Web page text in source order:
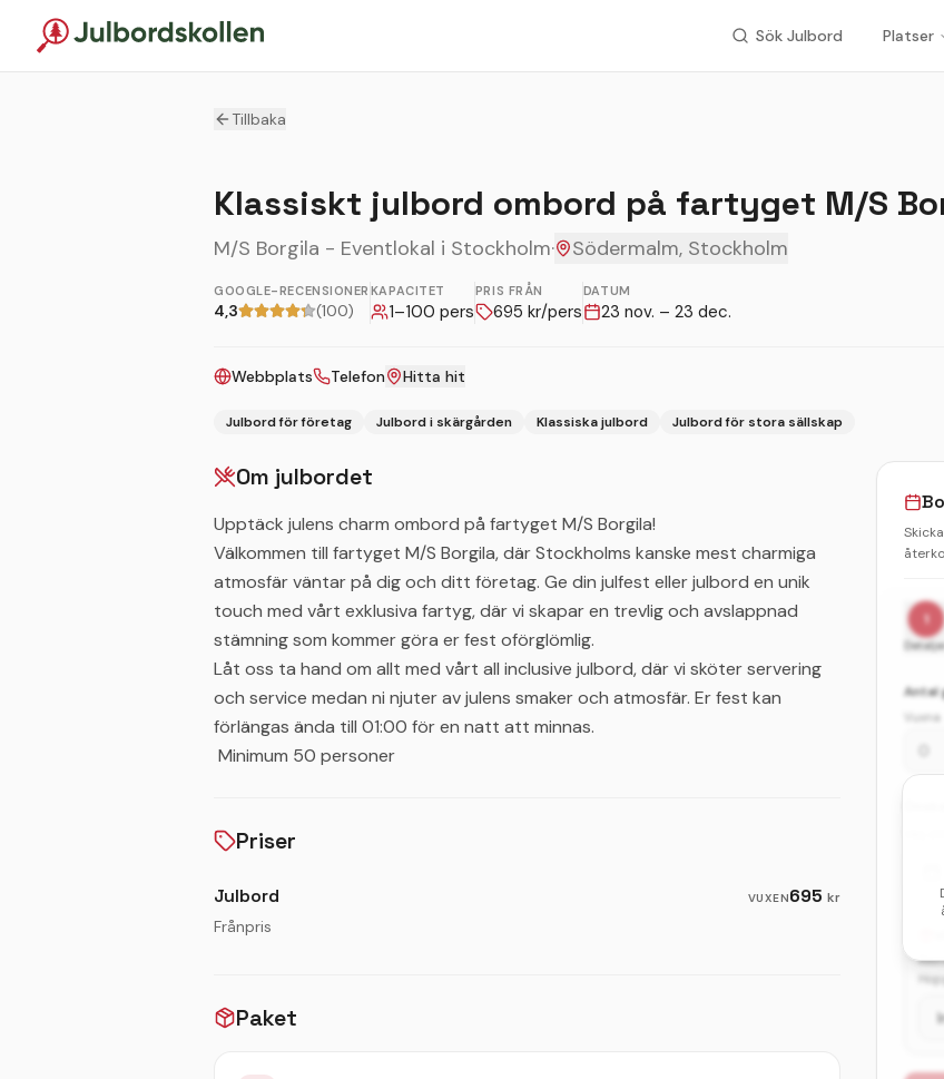
Sök Julbord Platser
Tillbaka
Klassiskt julbord ombord på fartyget M/S
M/S Borgila - Eventlokal i Stockholm· Södermalm, Stockholm
GOOGLE-RECENSIONER
4,3 (100)
KAPACITET
1–100 pers
PRIS FRÅN
695 kr/pers
DATUM
23 nov. – 23 dec.
Webbplats Telefon Hitta hit
Julbord för företag Julbord i skärgården Klassiska julbord Julbord för stora sällskap
Om julbordet
Upptäck julens charm ombord på fartyget M/S Borgila!
Välkommen till fartyget M/S Borgila, där Stockholms kanske mest charmiga
atmosfär väntar på dig och ditt företag. Ge din julfest eller julbord en unik
touch med vårt exklusiva fartyg, där vi skapar en trevlig och avslappnad
stämning som kommer göra er fest oförglömlig.
Låt oss ta hand om allt med vårt all inclusive julbord, där vi sköter servering
och service medan ni njuter av julens smaker och atmosfär. Er fest kan
förlängas ända till 01:00 för en natt att minnas.
Minimum 50 personer
Priser
Julbord VUXEN695 kr
Frånpris
Paket
1
Antal
Vuxna
Välj